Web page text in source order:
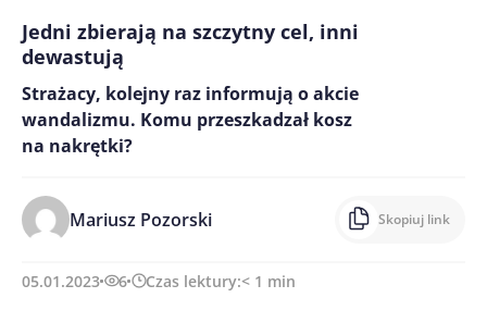
Jedni zbierają na szczytny cel, inni
dewastują
Strażacy, kolejny raz informują o akcie
wandalizmu. Komu przeszkadzał kosz
na nakrętki?
Mariusz Pozorski Skopiuj link
05.01.2023 6 Czas lektury:< 1 min